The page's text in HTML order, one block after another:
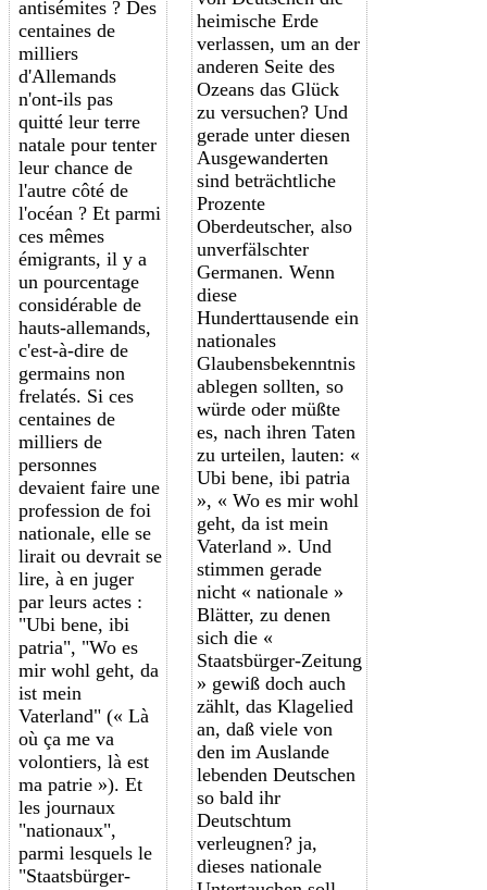
antisémites ? Des
centaines de
milliers
d'Allemands
n'ont-ils pas
quitté leur terre
natale pour tenter
leur chance de
l'autre côté de
l'océan ? Et parmi
ces mêmes
émigrants, il y a
un pourcentage
considérable de
hauts-allemands,
c'est-à-dire de
germainsnon
frelatés. Si ces
centaines de
milliers de
personnes
devaient faire une
profession de foi
nationale, elle se
lirait ou devrait se
lire, à en juger
par leurs actes :
"Ubi bene, ibi
patria", "Wo es
mir wohl geht, da
ist mein
Vaterland" (« Là
où ça me va
volontiers, là est
ma patrie »). Et
les journaux
"nationaux",
parmi lesquels le
"Staatsbürger-
heimische Erde
verlassen, um an der
anderen Seite des
Ozeans das Glück
zu versuchen? Und
gerade unter diesen
Ausgewanderten
sind beträchtliche
Prozente
Oberdeutscher, also
unverfälschter
Germanen. Wenn
diese
Hunderttausende ein
nationales
Glaubensbekenntnis
ablegen sollten, so
würde oder müßte
es, nach ihren Taten
zu urteilen, lauten: «
Ubi bene, ibi patria
», « Wo es mir wohl
geht, da ist mein
Vaterland ». Und
stimmen gerade
nicht « nationale »
Blätter, zu denen
sich die «
Staatsbürger-Zeitung
» gewiß doch auch
zählt, das Klagelied
an, daß viele von
den im Auslande
lebenden Deutschen
so bald ihr
Deutschtum
verleugnen? ja,
dieses nationale